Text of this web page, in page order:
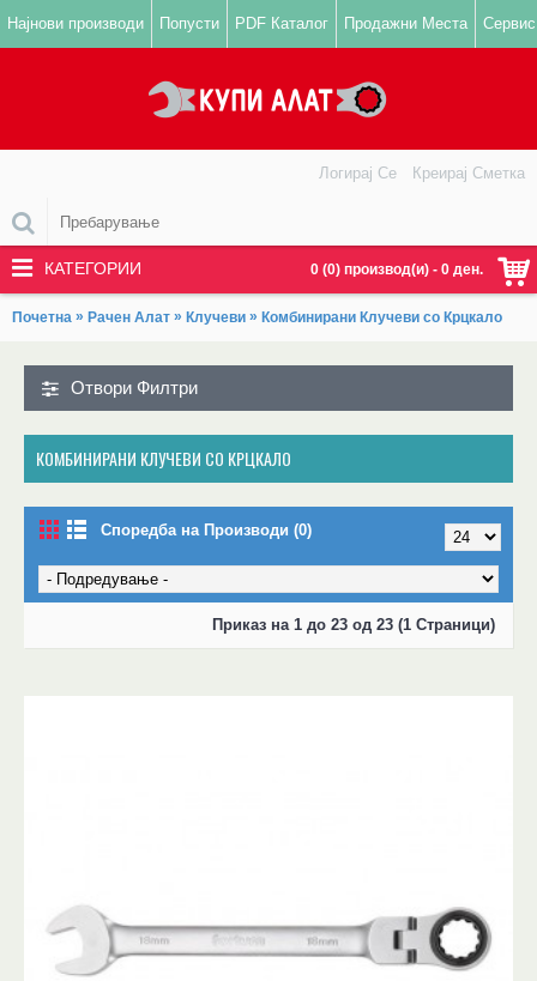
Најнови производи Попусти PDF Каталог Продажни Места Сервис
0 (0) производ(и) - 0 ден.
Логирај Се Креирај Сметка
КАТЕГОРИИ
Почетна » Рачен Алат » Клучеви » Комбинирани Клучеви со Крцкало
Отвори Филтри
КОМБИНИРАНИ КЛУЧЕВИ СО КРЦКАЛО
Споредба на Производи (0)
Приказ на 1 до 23 од 23 (1 Страници)